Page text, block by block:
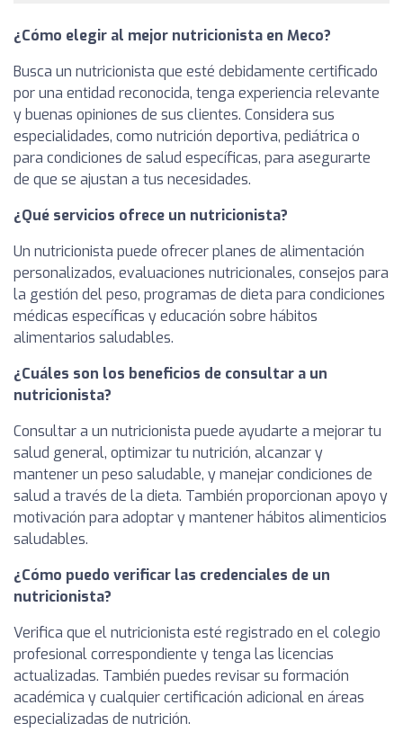
¿Cómo elegir al mejor nutricionista en Meco?
Busca un nutricionista que esté debidamente certificado
por una entidad reconocida, tenga experiencia relevante
y buenas opiniones de sus clientes. Considera sus
especialidades, como nutrición deportiva, pediátrica o
para condiciones de salud específicas, para asegurarte
de que se ajustan a tus necesidades.
¿Qué servicios ofrece un nutricionista?
Un nutricionista puede ofrecer planes de alimentación
personalizados, evaluaciones nutricionales, consejos para
la gestión del peso, programas de dieta para condiciones
médicas específicas y educación sobre hábitos
alimentarios saludables.
¿Cuáles son los beneficios de consultar a un
nutricionista?
Consultar a un nutricionista puede ayudarte a mejorar tu
salud general, optimizar tu nutrición, alcanzar y
mantener un peso saludable, y manejar condiciones de
salud a través de la dieta. También proporcionan apoyo y
motivación para adoptar y mantener hábitos alimenticios
saludables.
¿Cómo puedo verificar las credenciales de un
nutricionista?
Verifica que el nutricionista esté registrado en el colegio
profesional correspondiente y tenga las licencias
actualizadas. También puedes revisar su formación
académica y cualquier certificación adicional en áreas
especializadas de nutrición.